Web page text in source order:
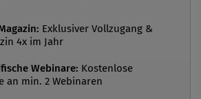
oft wie ein geschlossenes
steht über allem, Macht wird
Abhängigkeiten gehören
Schweigen die sichere
Exklusiver Vollzugang &
4x im Jahr
Webinare: Kostenlose
an min. 2 Webinaren